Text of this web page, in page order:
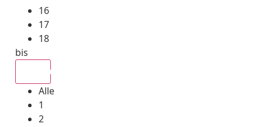
16
17
18
bis
Alle
1
2